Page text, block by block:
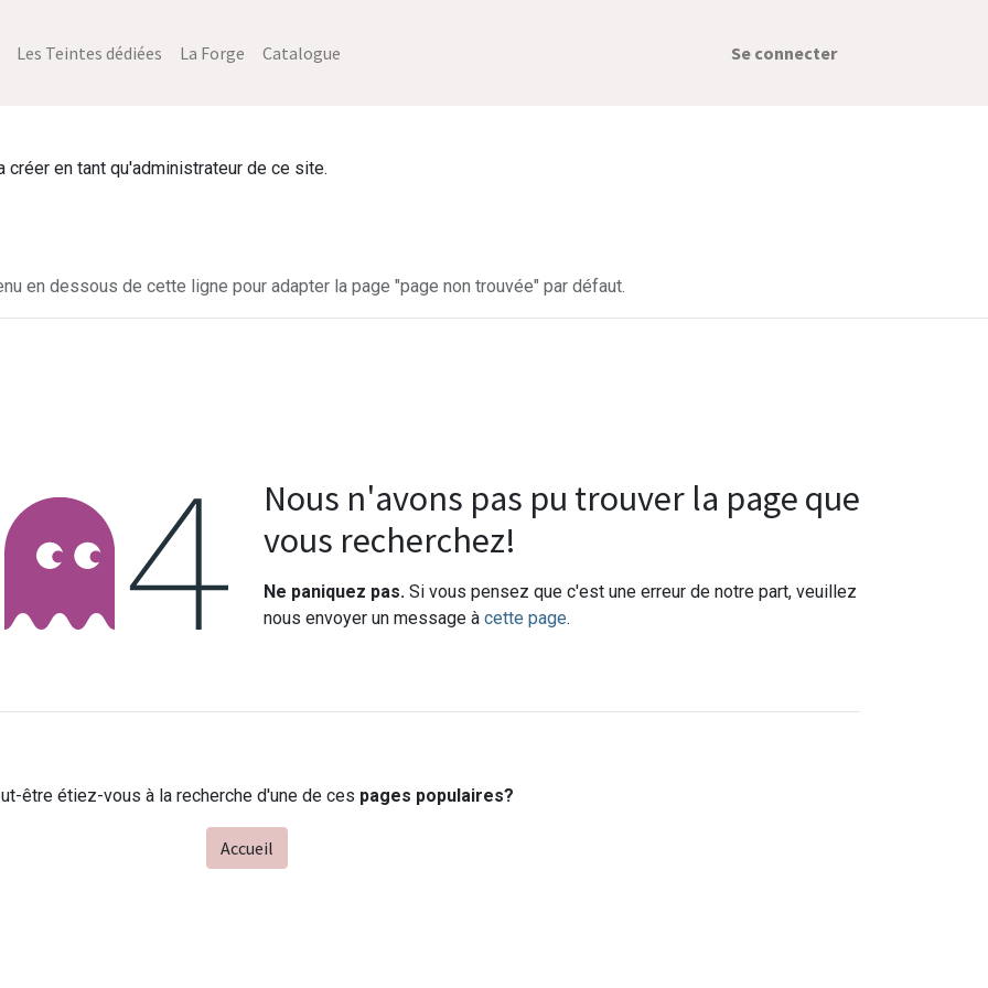
Les Teintes dédiées La Forge Catalogue Se connecter
en tant qu'administrateur de ce site.
en dessous de cette ligne pour adapter la page "page non trouvée" par défaut.
Erreur 404
Nous n'avons pas pu trouver la page que
vous recherchez!
Ne paniquez pas.Si vous pensez que c'est une erreur de notre part, veuillez
nous envoyer un message à cette page.
être étiez-vous à la recherche d'une de ces pages populaires?
Accueil